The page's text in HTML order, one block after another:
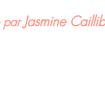
par Jasmine